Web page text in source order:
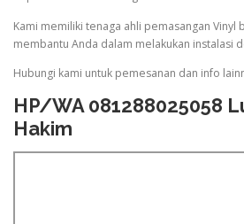
Kami memiliki tenaga ahli pemasangan Vinyl
membantu Anda dalam melakukan instalasi
Hubungi kami untuk pemesanan dan info
HP/WA 081288025058
Hakim